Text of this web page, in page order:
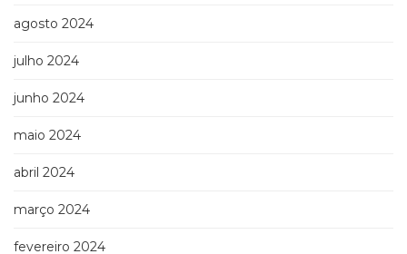
Treinamento
RH
Turismo
Vida
(32)
agosto 2024
julho 2024
junho 2024
maio 2024
abril 2024
março 2024
fevereiro 2024